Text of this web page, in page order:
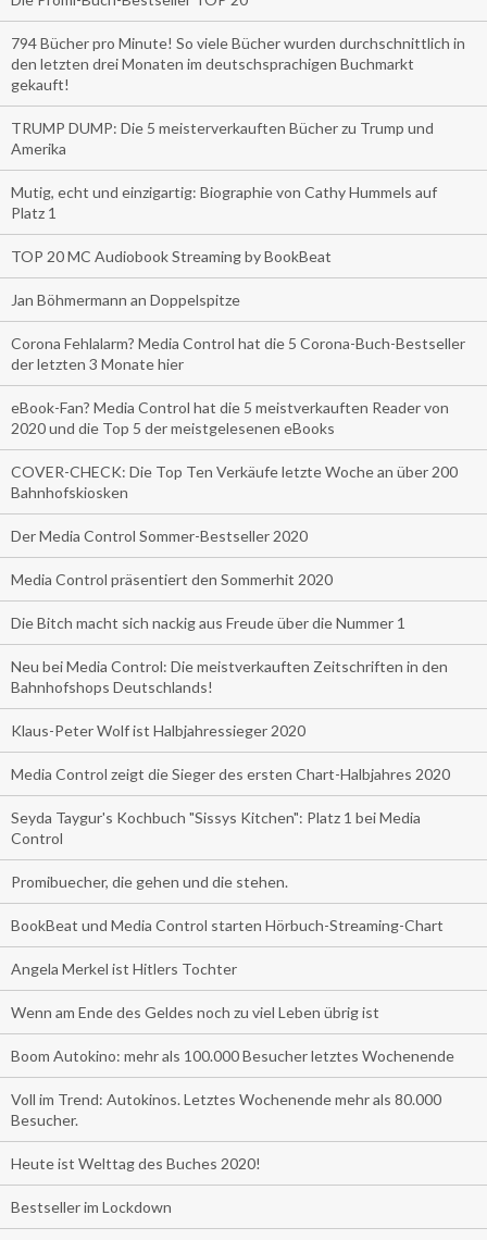
794 Bücher pro Minute! So viele Bücher wurden durchschnittlich in
den letzten drei Monaten im deutschsprachigen Buchmarkt
gekauft!
TRUMP DUMP: Die 5 meisterverkauften Bücher zu Trump und
Amerika
Mutig, echt und einzigartig: Biographie von Cathy Hummels auf
Platz 1
TOP 20 MC Audiobook Streaming by BookBeat
Jan Böhmermann an Doppelspitze
Corona Fehlalarm? Media Control hat die 5 Corona-Buch-Bestseller
der letzten 3 Monate hier
eBook-Fan? Media Control hat die 5 meistverkauften Reader von
2020 und die Top 5 der meistgelesenen eBooks
COVER-CHECK: Die Top Ten Verkäufe letzte Woche an über 200
Bahnhofskiosken
Der Media Control Sommer-Bestseller 2020
Media Control präsentiert den Sommerhit 2020
Die Bitch macht sich nackig aus Freude über die Nummer 1
Neu bei Media Control: Die meistverkauften Zeitschriften in den
Bahnhofshops Deutschlands!
Klaus-Peter Wolf ist Halbjahressieger 2020
Media Control zeigt die Sieger des ersten Chart-Halbjahres 2020
Seyda Taygur's Kochbuch "Sissys Kitchen": Platz 1 bei Media
Control
Promibuecher, die gehen und die stehen.
BookBeat und Media Control starten Hörbuch-Streaming-Chart
Angela Merkel ist Hitlers Tochter
Wenn am Ende des Geldes noch zu viel Leben übrig ist
Boom Autokino: mehr als 100.000 Besucher letztes Wochenende
Voll im Trend: Autokinos. Letztes Wochenende mehr als 80.000
Besucher.
Heute ist Welttag des Buches 2020!
Bestseller im Lockdown